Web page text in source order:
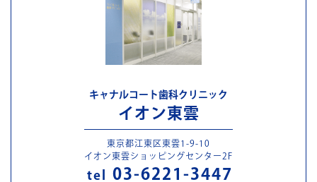
キャナルコート歯科クリニック
イオン東雲
東京都江東区東雲1-9-10
イオン東雲ショッピングセンター2F
tel 03-6221-3447